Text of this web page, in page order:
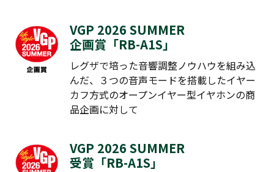
VGP 2026 SUMMER
企画賞「RB-A1S」
レグザで培った音響調整ノウハウを組み込
んだ、３つの音声モードを搭載したイヤー
カフ方式のオープンイヤー型イヤホンの商
品企画に対して
VGP 2026 SUMMER
受賞「RB-A1S」